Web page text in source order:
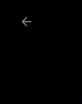
Ir al